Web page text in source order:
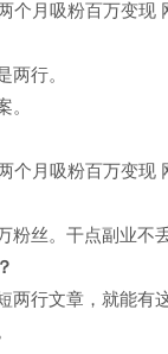
两行。
。
粉丝。干点副业不
两行文章，就能有